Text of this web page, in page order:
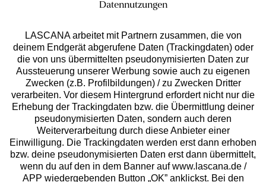
Services
Beratung
Über uns
Rechtliches
Datennutzungen
LASCANA arbeitet mit Partnern zusammen, die von
deinem Endgerät abgerufene Daten (Trackingdaten) oder
die von uns übermittelten pseudonymisierten Daten zur
Aussteuerung unserer Werbung sowie auch zu eigenen
Zwecken (z.B. Profilbildungen) / zu Zwecken Dritter
verarbeiten. Vor diesem Hintergrund erfordert nicht nur die
Erhebung der Trackingdaten bzw. die Übermittlung deiner
pseudonymisierten Daten, sondern auch deren
Weiterverarbeitung durch diese Anbieter einer
Einwilligung. Die Trackingdaten werden erst dann erhoben
bzw. deine pseudonymisierten Daten erst dann übermittelt,
wenn du auf den in dem Banner auf www.lascana.de /
APP wiedergebenden Button „OK” anklickst. Bei den